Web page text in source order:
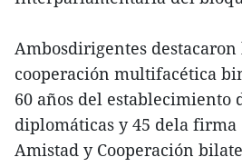
Ambosdirigentes destacaron
cooperación multifacética
60 años del establecimiento
diplomáticas y 45 dela firma
Amistad y Cooperación